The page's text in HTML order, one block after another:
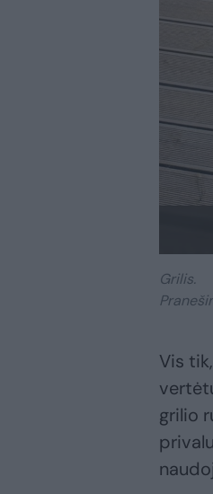
Grilis.
Vis
grilio